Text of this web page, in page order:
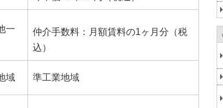
一
仲介手数料：月額賃料の1ヶ月分（税
込）
域 準工業地域